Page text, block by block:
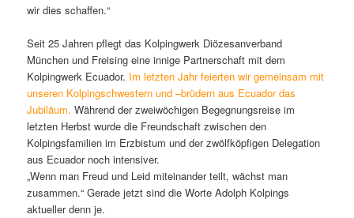
wir dies schaffen.“
Seit 25 Jahren pflegt das Kolpingwerk Diözesanverband
München und Freising eine innige Partnerschaft mit dem
Kolpingwerk Ecuador. Im letzten Jahr feierten wir gemeinsam mit
unseren Kolpingschwestern und –brüdern aus Ecuador das
Jubiläum. Während der zweiwöchigen Begegnungsreise im
letzten Herbst wurde die Freundschaft zwischen den
Kolpingsfamilien im Erzbistum und der zwölfköpfigen Delegation
aus Ecuador noch intensiver.
„Wenn man Freud und Leid miteinander teilt, wächst man
zusammen.“ Gerade jetzt sind die Worte Adolph Kolpings
aktueller denn je.